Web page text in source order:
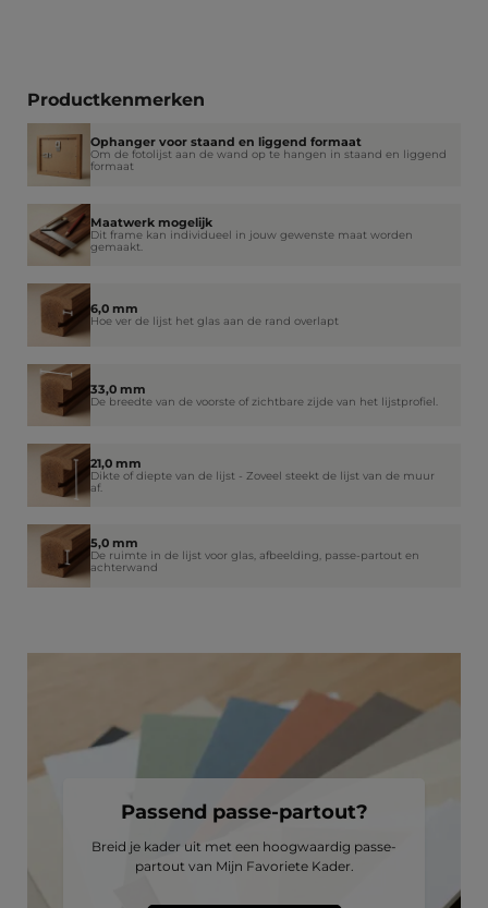
Productkenmerken
Ophanger voor staand en liggend formaat
Om de fotolijst aan de wand op te hangen in staand en liggend
formaat
Maatwerk mogelijk
Dit frame kan individueel in jouw gewenste maat worden
gemaakt.
6,0 mm
Hoe ver de lijst het glas aan de rand overlapt
33,0 mm
De breedte van de voorste of zichtbare zijde van het lijstprofiel.
21,0 mm
Dikte of diepte van de lijst - Zoveel steekt de lijst van de muur
af.
5,0 mm
De ruimte in de lijst voor glas, afbeelding, passe-partout en
achterwand
Passend passe-partout?
Breid je kader uit met een hoogwaardig passe-
partout van Mijn Favoriete Kader.